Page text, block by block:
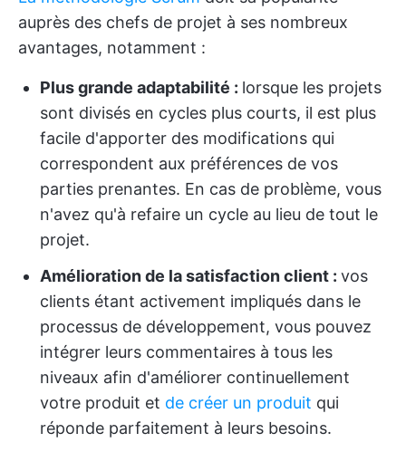
auprès des chefs de projet à ses nombreux
avantages, notamment :
Plus grande adaptabilité : lorsque les projets
sont divisés en cycles plus courts, il est plus
facile d'apporter des modifications qui
correspondent aux préférences de vos
parties prenantes. En cas de problème, vous
n'avez qu'à refaire un cycle au lieu de tout le
projet.
Amélioration de la satisfaction client : vos
clients étant activement impliqués dans le
processus de développement, vous pouvez
intégrer leurs commentaires à tous les
niveaux afin d'améliorer continuellement
votre produit et de créer un produit qui
réponde parfaitement à leurs besoins.